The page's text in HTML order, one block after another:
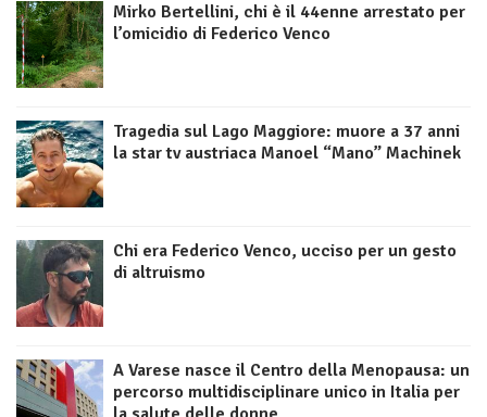
Mirko Bertellini, chi è il 44enne arrestato per
l’omicidio di Federico Venco
Tragedia sul Lago Maggiore: muore a 37 anni
la star tv austriaca Manoel “Mano” Machinek
Chi era Federico Venco, ucciso per un gesto
di altruismo
A Varese nasce il Centro della Menopausa: un
percorso multidisciplinare unico in Italia per